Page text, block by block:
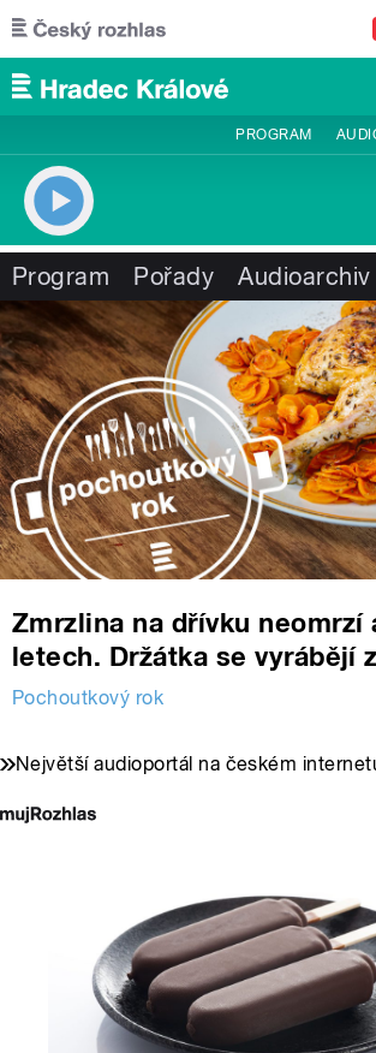
Přejít k hlavnímu obsahu
PROGRAM
Program Pořady Audioarchiv
Zmrzlina na dřívku neomrzí
letech. Držátka se vyrábějí
Pochoutkový rok
Největší audioportál na českém